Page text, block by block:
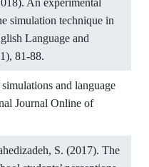
An experimental
simulation technique in
Language and
81-88.
and language
Journal Online of
S. (2017). The